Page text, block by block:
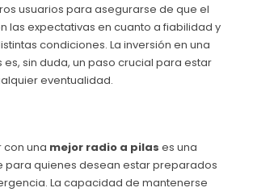
usuarios para asegurarse de que el
las expectativas en cuanto a fiabilidad y
condiciones. La inversión en una
sin duda, un paso crucial para estar
eventualidad.
con una mejor radio a pilas es una
para quienes desean estar preparados
La capacidad de mantenerse